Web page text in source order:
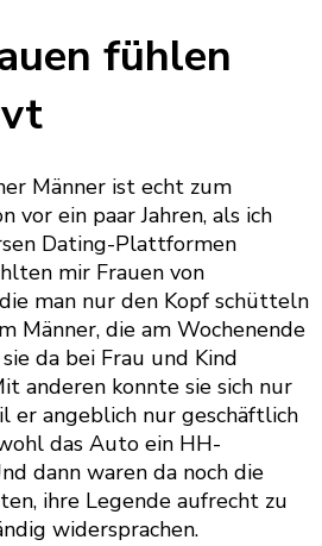
fühlen
Männer ist echt zum
vor ein paar Jahren, als ich
Dating-Plattformen
mir Frauen von
man nur den Kopf schütteln
Männer, die am Wochenende
da bei Frau und Kind
anderen konnte sie sich nur
er angeblich nur geschäftlich
das Auto ein HH-
dann waren da noch die
ihre Legende aufrecht zu
widersprachen.